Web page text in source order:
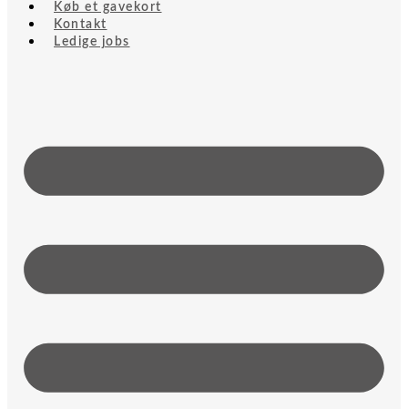
Køb et gavekort
Kontakt
Ledige jobs